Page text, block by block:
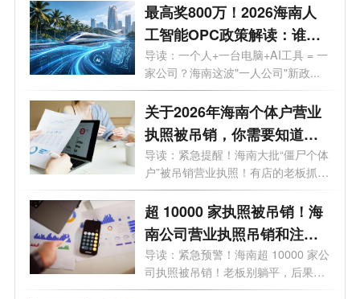
最高奖800万！2026海南人
工智能OPC政策解读：谁可
以拿、能拿多少、怎么落
地？一文了解！
导读：一个人+一台电脑+AI工具 = 一
家公司？海南这波"一人公司"新政...
关于2026年海南个体户营业
执照被吊销，你需要知道的
10大问题
导读：紧急提醒！海南大批“僵尸个体
户”被吊销营业执照！有店的老板抓
紧...
超 10000 家执照被吊销！海
南公司营业执照吊销和注销
一样吗？企业被吊销后应该
怎么处理？看这篇就够了！
导读：紧急预警！海南超 10000 家公
司执照被吊销！老板别躺平，后果直
接影...